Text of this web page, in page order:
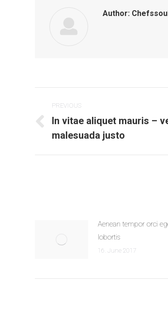
Author:
navigation
PREVIOUS
Previous
post:
In vitae aliquet mauris –
malesuada justo
Aenean tempor orci
lobortis
16. June 2017